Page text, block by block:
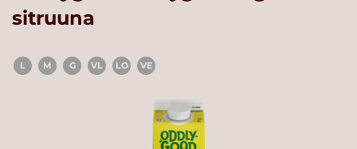
sitruuna
L M G VL LO VE